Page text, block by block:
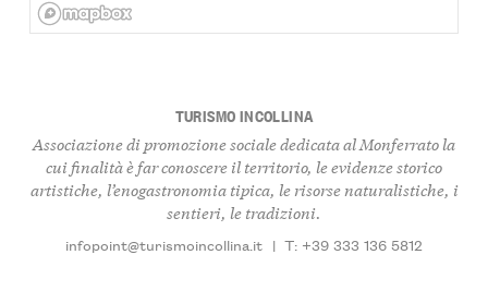
TURISMO INCOLLINA
Associazione di promozione sociale dedicata al Monferrato la
cui finalità è far conoscere il territorio, le evidenze storico
artistiche, l’enogastronomia tipica, le risorse naturalistiche, i
sentieri, le tradizioni.
infopoint@turismoincollina.it | T: +39 333 136 5812